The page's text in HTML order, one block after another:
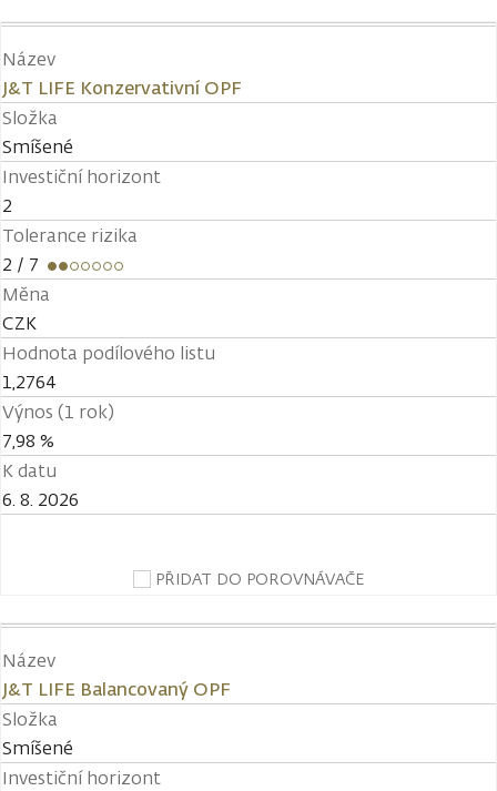
Název
J&T LIFE Konzervativní OPF
Složka
Smíšené
Investiční horizont
2
Tolerance rizika
2 / 7
Měna
CZK
Hodnota podílového listu
1,2764
Výnos (1 rok)
7,98 %
K datu
6. 8. 2026
PŘIDAT DO POROVNÁVAČE
Název
J&T LIFE Balancovaný OPF
Složka
Smíšené
Investiční horizont